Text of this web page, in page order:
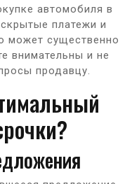
автомобиля в
платежи и
может существенно
внимательны и не
продавцу.